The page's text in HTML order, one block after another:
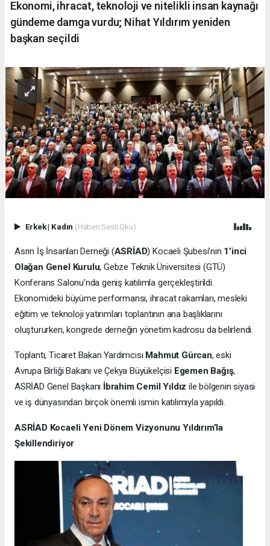
Ekonomi, ihracat, teknoloji ve nitelikli insan kaynağı
gündeme damga vurdu; Nihat Yıldırım yeniden
başkan seçildi
Erkek| Kadın (Haberi Sesli Oku)
Asrın İş İnsanları Derneği (ASRİAD) Kocaeli Şubesi’nin 1’inci
Olağan Genel Kurulu, Gebze Teknik Üniversitesi (GTÜ)
Konferans Salonu’nda geniş katılımla gerçekleştirildi.
Ekonomideki büyüme performansı, ihracat rakamları, mesleki
eğitim ve teknoloji yatırımları toplantının ana başlıklarını
oluştururken, kongrede derneğin yönetim kadrosu da belirlendi.
Toplantı, Ticaret Bakan Yardımcısı Mahmut Gürcan, eski
Avrupa Birliği Bakanı ve Çekya Büyükelçisi Egemen Bağış,
ASRİAD Genel Başkanı İbrahim Cemil Yıldız ile bölgenin siyasi
ve iş dünyasından birçok önemli ismin katılımıyla yapıldı.
ASRİAD Kocaeli Yeni Dönem Vizyonunu Yıldırım’la
Şekillendiriyor